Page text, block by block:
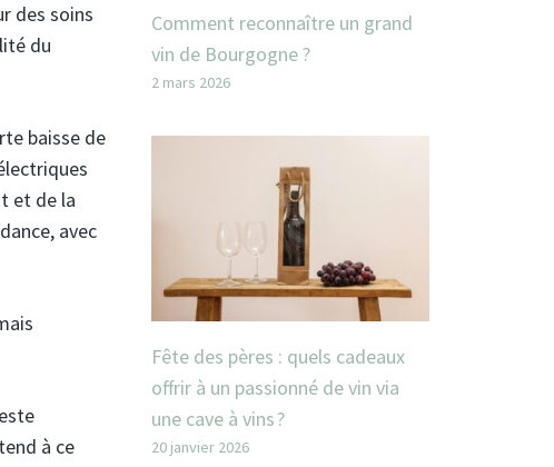
des soins
du
baisse de
et de la
avec
à ce
Comment reconnaître un grand
vin de Bourgogne ?
2 mars 2026
Fête des pères : quels cadeaux
offrir à un passionné de vin via
une cave à vins ?
20 janvier 2026